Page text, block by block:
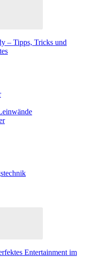
– Tipps, Tricks und
Entertainment im